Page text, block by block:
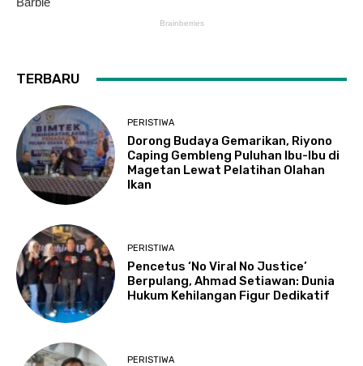
TERBARU
PERISTIWA
Dorong Budaya Gemarikan, Riyono
Caping Gembleng Puluhan Ibu-Ibu di
Magetan Lewat Pelatihan Olahan
Ikan
PERISTIWA
Pencetus ‘No Viral No Justice’
Berpulang, Ahmad Setiawan: Dunia
Hukum Kehilangan Figur Dedikatif
PERISTIWA